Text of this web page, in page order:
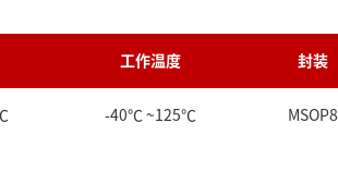
工作温度 封装
-40℃ ~125℃ MSOP8